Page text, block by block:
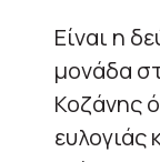
Είναι η
μονάδα
Κοζάνης
ευλογιάς